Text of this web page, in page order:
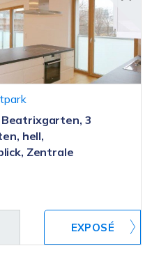
Beatrixgarten, 3
hell,
Zentrale